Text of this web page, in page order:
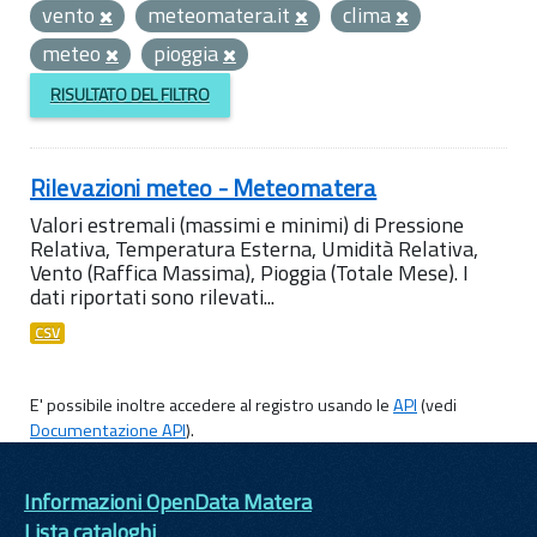
vento
meteomatera.it
clima
meteo
pioggia
RISULTATO DEL FILTRO
Rilevazioni meteo - Meteomatera
Valori estremali (massimi e minimi) di Pressione
Relativa, Temperatura Esterna, Umidità Relativa,
Vento (Raffica Massima), Pioggia (Totale Mese). I
dati riportati sono rilevati...
CSV
E' possibile inoltre accedere al registro usando leAPI(vedi
Documentazione API).
Informazioni OpenData Matera